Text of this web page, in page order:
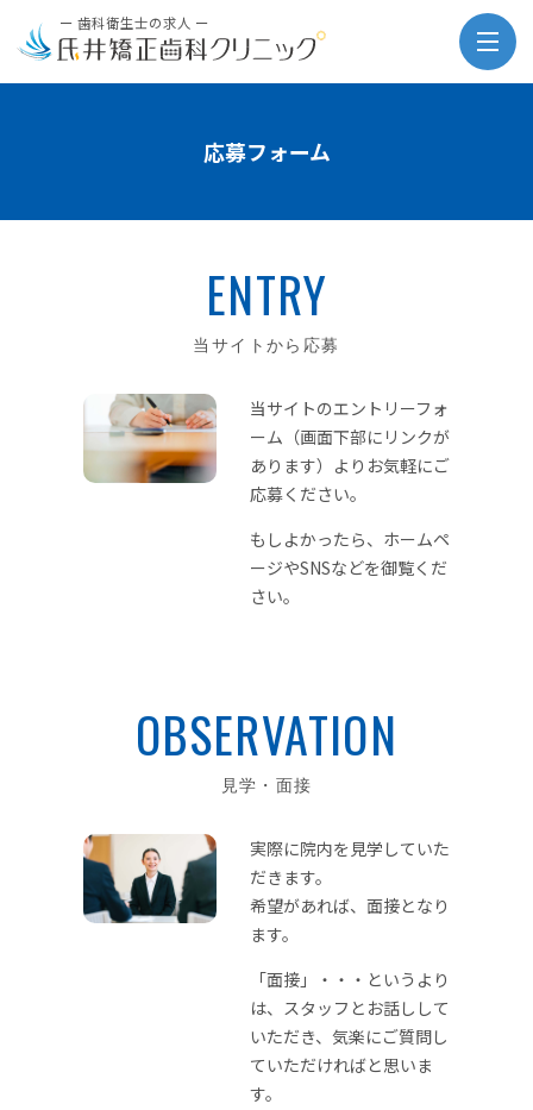
ー 歯科衛生士の求人 ー
応募フォーム
ENTRY
当サイトから応募
当サイトのエントリーフォ
ーム（画面下部にリンクが
あります）よりお気軽にご
応募ください。
もしよかったら、ホームペ
ージやSNSなどを御覧くだ
さい。
OBSERVATION
見学・面接
実際に院内を見学していた
だきます。
希望があれば、面接となり
ます。
「面接」・・・というより
は、スタッフとお話しして
いただき、気楽にご質問し
ていただければと思いま
す。